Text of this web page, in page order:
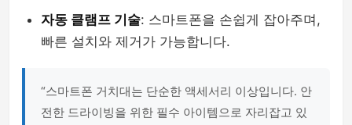
자동 클램프 기술: 스마트폰을 손쉽게 잡아주며,
빠른 설치와 제거가 가능합니다.
“스마트폰 거치대는 단순한 액세서리 이상입니다. 안
전한 드라이빙을 위한 필수 아이템으로 자리잡고 있